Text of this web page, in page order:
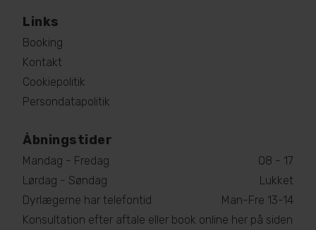
Links
Booking
Kontakt
Cookiepolitik
Persondatapolitik
Åbningstider
Mandag - Fredag
08 - 17
Lørdag - Søndag
Lukket
Dyrlægerne har telefontid
Man-Fre 13-14
Konsultation efter aftale eller book online her på siden